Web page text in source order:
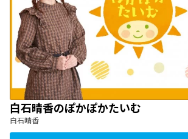
白石晴香のぽかぽかたいむ
白石晴香